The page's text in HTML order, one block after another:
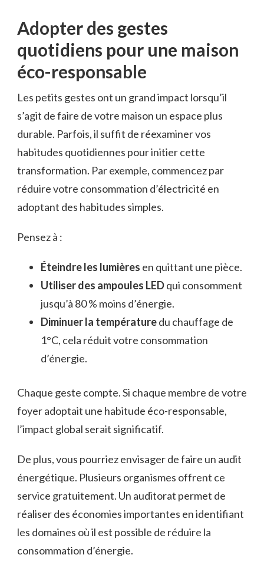
Adopter des gestes
quotidiens pour une maison
éco-responsable
Les petits gestes ont un grand impact lorsqu’il
s’agit de faire de votre maison un espace plus
durable. Parfois, il suffit de réexaminer vos
habitudes quotidiennes pour initier cette
transformation. Par exemple, commencez par
réduire votre consommation d’électricité en
adoptant des habitudes simples.
Pensez à :
Éteindre les lumières en quittant une pièce.
Utiliser des ampoules LEDqui consomment
jusqu’à 80 % moins d’énergie.
Diminuer la températuredu chauffage de
1°C, cela réduit votre consommation
d’énergie.
Chaque geste compte. Si chaque membre de votre
foyer adoptait une habitude éco-responsable,
l’impact global serait significatif.
De plus, vous pourriez envisager de faire un audit
énergétique. Plusieurs organismes offrent ce
service gratuitement. Un auditorat permet de
réaliser des économies importantes en identifiant
les domaines où il est possible de réduire la
consommation d’énergie.